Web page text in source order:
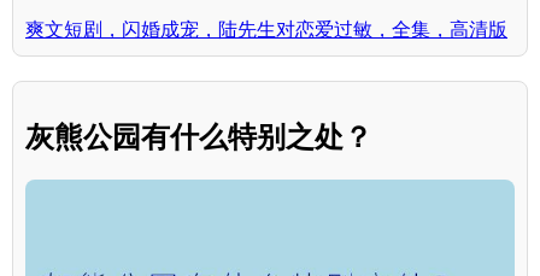
爽文短剧，闪婚成宠，陆先生对恋爱过敏，全集，高清版
灰熊公园有什么特别之处？